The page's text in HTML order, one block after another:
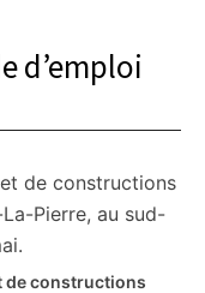
d’emploi
de constructions